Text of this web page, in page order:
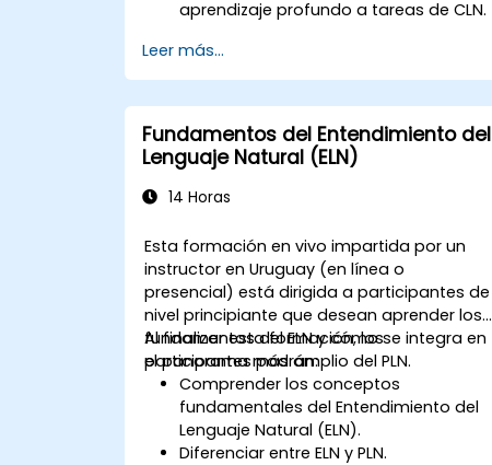
aprendizaje profundo a tareas de CLN.
como los transformadores y los
mecanismos de atención.
Aprovechar las tendencias futuras en
CLN para construir sistemas de IA
sofisticados.
Leer más...
Fundamentos del Entendimiento del
Lenguaje Natural (ELN)
14 Horas
Esta formación en vivo impartida por un
instructor en Uruguay (en línea o
presencial) está dirigida a participantes de
nivel principiante que desean aprender los
fundamentos del ELN y cómo se integra en
el panorama más amplio del PLN.
Al finalizar esta formación, los
participantes podrán:
Comprender los conceptos
fundamentales del Entendimiento del
Lenguaje Natural (ELN).
Diferenciar entre ELN y PLN.